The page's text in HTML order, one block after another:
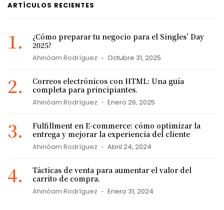
ARTÍCULOS RECIENTES
¿Cómo preparar tu negocio para el Singles’ Day
2025?
Ahinóam Rodríguez Octubre 31, 2025
Correos electrónicos con HTML: Una guía
completa para principiantes.
Ahinóam Rodríguez Enero 26, 2025
Fulfillment en E-commerce: cómo optimizar la
entrega y mejorar la experiencia del cliente
Ahinóam Rodríguez Abril 24, 2024
Tácticas de venta para aumentar el valor del
carrito de compra.
Ahinóam Rodríguez Enero 31, 2024